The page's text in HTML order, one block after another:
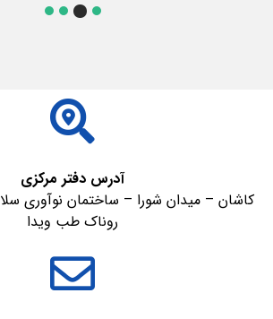
آدرس دفتر مرکزی
کاشان – میدان شورا – ساختمان نوآوری
روناک طب ویدا